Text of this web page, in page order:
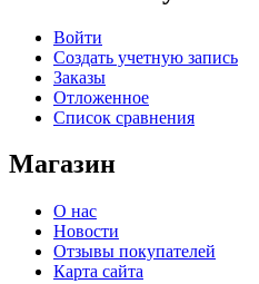
Войти
Создать учетную запись
Заказы
Отложенное
Список сравнения
Магазин
О нас
Новости
Отзывы покупателей
Карта сайта